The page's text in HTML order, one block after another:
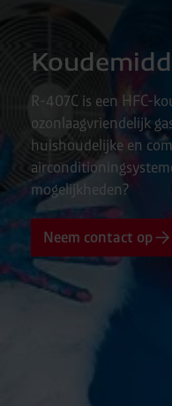
R-407C is een HFC-
ozonlaagvriendelijk
huishoudelijke en
mogelijkheden?
Neem contact op